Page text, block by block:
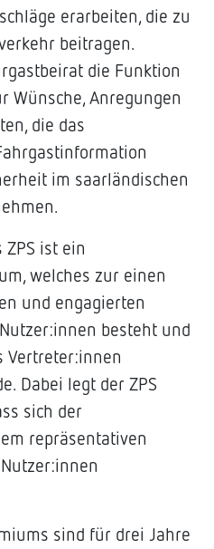
erarbeiten, die zu
beitragen.
die Funktion
Wünsche, Anregungen
die das
im saarländischen
ist ein
welches zur einen
und engagierten
besteht und
Vertreter:innen
Dabei legt der ZPS
sich der
repräsentativen
sind für drei Jahre